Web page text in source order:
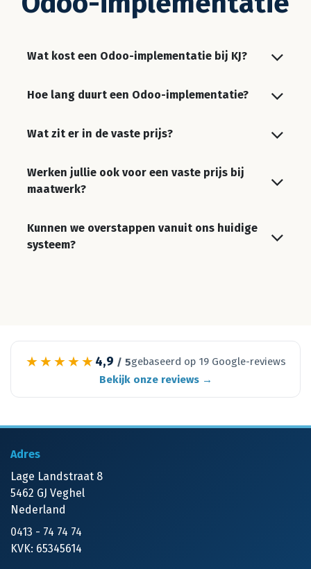
Veghel zitten. Geen tussenpersonen, geen vertraging.
Implementatie Maatwerk Koppelingen
Migraties Doorontwikkeling
VEELGESTELDE VRAGEN
Hoe lang duurt een Odoo-implementatie?
Wat zit er in de vaste prijs?
maatwerk?
systeem?